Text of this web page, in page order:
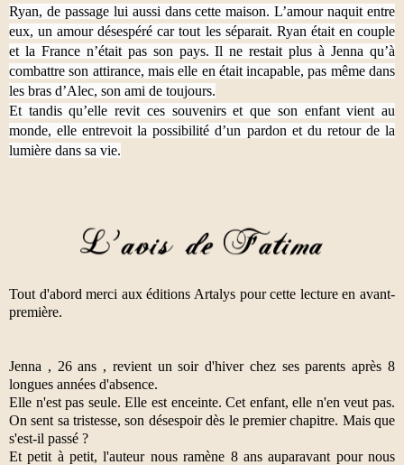
Ryan, de passage lui aussi dans cette maison. L’amour naquit entre
eux, un amour désespéré car tout les séparait. Ryan était en couple
et la France n’était pas son pays. Il ne restait plus à Jenna qu’à
combattre son attirance, mais elle en était incapable, pas même dans
les bras d’Alec, son ami de toujours.
Et tandis qu’elle revit ces souvenirs et que son enfant vient au
monde, elle entrevoit la possibilité d’un pardon et du retour de la
lumière dans sa vie.
Tout d'abord merci aux éditions Artalys pour cette lecture en avant-
première.
Jenna , 26 ans , revient un soir d'hiver chez ses parents après 8
longues années d'absence.
Elle n'est pas seule. Elle est enceinte. Cet enfant, elle n'en veut pas.
On sent sa tristesse, son désespoir dès le premier chapitre. Mais que
s'est-il passé ?
Et petit à petit, l'auteur nous ramène 8 ans auparavant pour nous